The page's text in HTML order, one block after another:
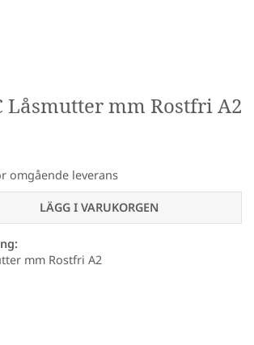
Låsmutter mm Rostfri A2
omgående leverans
LÄGG I VARUKORGEN
mm Rostfri A2